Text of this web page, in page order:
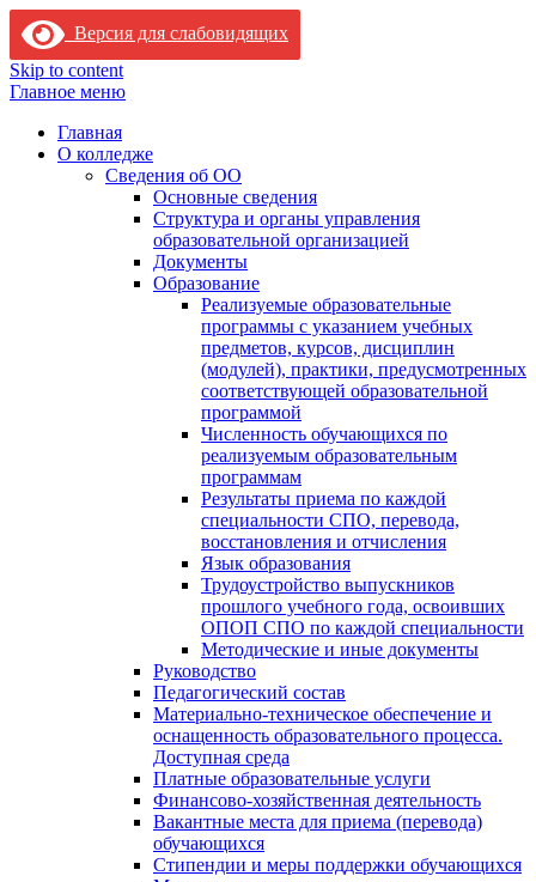
Версия для слабовидящих
Skip to content
Главное меню
Главная
О колледже
Сведения об ОО
Основные сведения
Структура и органы управления
образовательной организацией
Документы
Образование
Реализуемые образовательные
программы с указанием учебных
предметов, курсов, дисциплин
(модулей), практики, предусмотренных
соответствующей образовательной
программой
Численность обучающихся по
реализуемым образовательным
программам
Результаты приема по каждой
специальности СПО, перевода,
восстановления и отчисления
Язык образования
Трудоустройство выпускников
прошлого учебного года, освоивших
ОПОП СПО по каждой специальности
Методические и иные документы
Руководство
Педагогический состав
Материально-техническое обеспечение и
оснащенность образовательного процесса.
Доступная среда
Платные образовательные услуги
Финансово-хозяйственная деятельность
Вакантные места для приема (перевода)
обучающихся
Стипендии и меры поддержки обучающихся